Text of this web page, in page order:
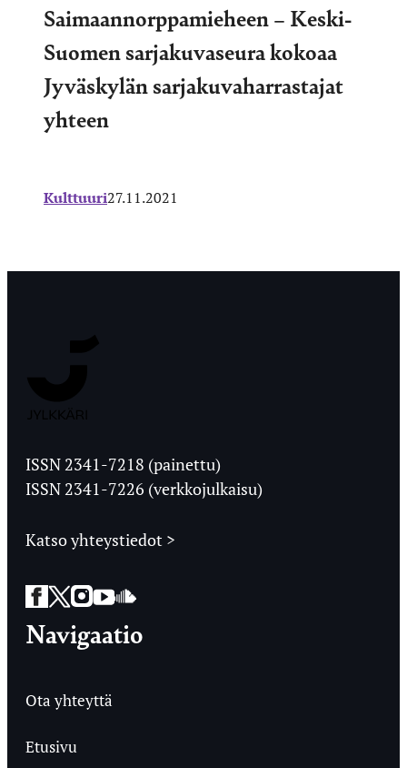
Saimaannorppamieheen – Keski-
Suomen sarjakuvaseura kokoaa
Jyväskylän sarjakuvaharrastajat
yhteen
Kulttuuri27.11.2021
Ylioppilaslehti
ISSN 2341-7218 (painettu)
ISSN 2341-7226 (verkkojulkaisu)
Katso yhteystiedot >
Facebook
Twitter
Instagram
YouTube
SoundCloud
Navigaatio
Ota yhteyttä
Etusivu